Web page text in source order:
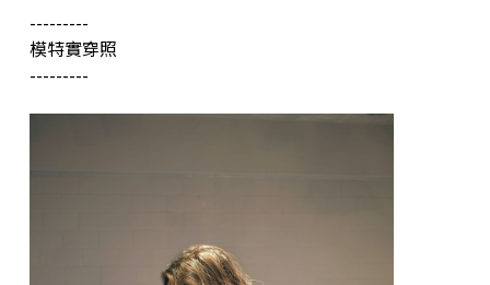
---------
模特實穿照
---------